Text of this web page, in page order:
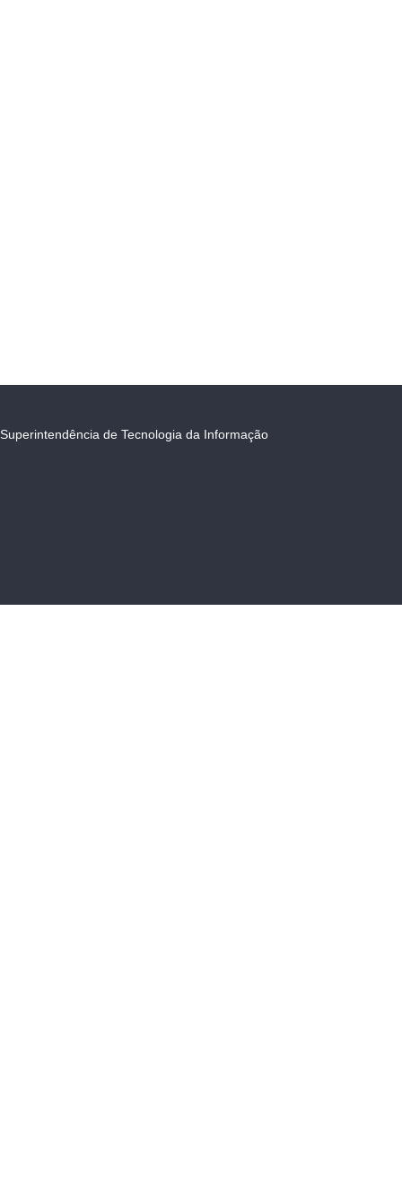
Superintendência de Tecnologia da Informação